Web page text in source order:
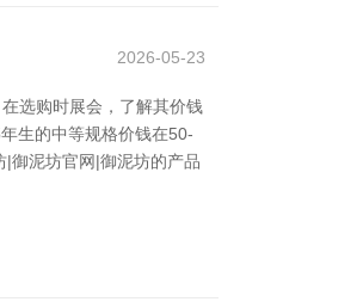
2026-05-23
选购时展会，了解其价钱
生的中等规格价钱在50-
御泥坊官网|御泥坊的产品